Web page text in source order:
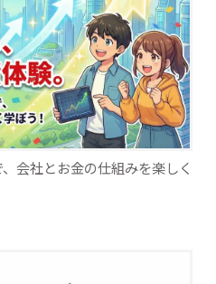
会社とお金の仕組みを楽しく